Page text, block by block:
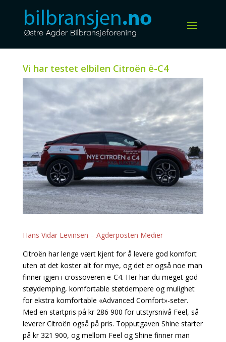
Vi har testet elbilen Citroën ë-C4
Hans Vidar Levinsen – Agderposten Medier
Citroën har lenge vært kjent for å levere god komfort
uten at det koster alt for mye, og det er også noe man
finner igjen i crossoveren ë-C4. Her har du meget god
støydemping, komfortable støtdempere og mulighet
for ekstra komfortable «Advanced Comfort»-seter.
Med en startpris på kr 286 900 for utstyrsnivå Feel, så
leverer Citroën også på pris. Topputgaven Shine starter
på kr 321 900, og mellom Feel og Shine finner man